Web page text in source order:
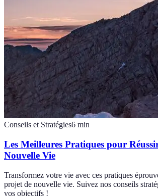
Conseils et Stratégies6 min
Les Meilleures Pratiques pour
Nouvelle Vie
Transformez votre vie avec ces pratiques
projet de nouvelle vie. Suivez nos conseils
vos objectifs !